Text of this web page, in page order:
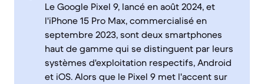
Le Google Pixel 9, lancé en août 2024, et
l'iPhone 15 Pro Max, commercialisé en
septembre 2023, sont deux smartphones
haut de gamme qui se distinguent par leurs
systèmes d'exploitation respectifs, Android
et iOS. Alors que le Pixel 9 met l'accent sur